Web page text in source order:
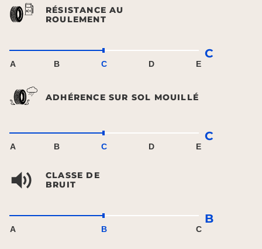
RÉSISTANCE AU
ROULEMENT
A B C D E
C
ADHÉRENCE SUR SOL MOUILLÉ
A B C D E
C
CLASSE DE
BRUIT
A B C
B